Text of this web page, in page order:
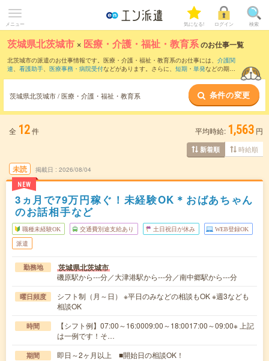
メニュー 気になる! ログイン 検索
茨城県北茨城市 × 医療・介護・福祉・教育系のお仕事一覧
北茨城市の派遣のお仕事情報です。医療・介護・福祉・教育系のお仕事には、 介護関
連、 看護助手、 医療事務・病院受付などがあります。さらに、 短期 ・ 単発などの期間
茨城県北茨城市 / 医療・介護・福祉・教育系 条件の変更
全 12件 平均時給: 1,563 円
新着順 時給順
未読
NEW
掲載日 2026/08/04
3ヵ月で79万円稼ぐ！未経験OK＊おばあちゃん
のお話相手など
職種未経験OK 交通費別途支給あり 土日祝日が休み WEB登録OK
派遣
勤務地 茨城県北茨城市
磯原駅から---分／大津港駅から---分／南中郷駅から---分
曜日頻度
シフト制（月～日） ※平日のみなどの相談もOK ※週3なども
相談OK
時間
【シフト例】07:00～16:0009:00～18:0017:00～09:00※ 上記
は一例です！そ…
期間 即日～2ヶ月以上 ■開始日の相談OK！